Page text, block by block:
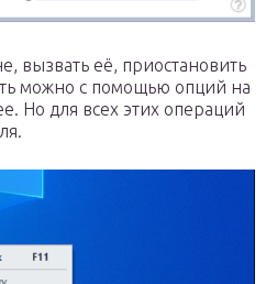
вызвать её, приостановить
можно с помощью опций на
Но для всех этих операций